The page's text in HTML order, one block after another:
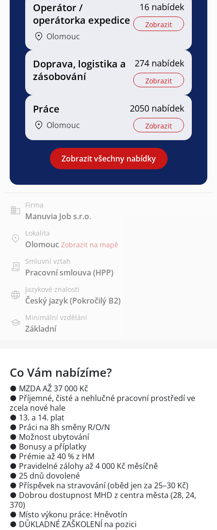
Operátor /
operátorka expedice
Olomouc
16 nabídek
Zobrazit
Doprava, logistika a
zásobování
274 nabídek
Zobrazit
Práce
Olomouc
2050 nabídek
Zobrazit
Zobrazit všechny nabídky
Firma
Manuvia Job s.r.o.
Lokalita
Olomouc Zobrazit na mapě
Smluvní vztah
Pracovní smlouva (HPP)
Jazykové znalosti
Český jazyk(Pokročilý B2)
Minimální vzdělání
Základní
Co Vám nabízíme?
● MZDA AŽ 37 000 Kč
● Příjemné, čisté a nehlučné pracovní prostředí ve
zcela nové hale
● 13. a 14. plat
● Práci na 8h směny R/O/N
● Možnost ubytování
● Bonusy a příplatky
● Prémie až 40 % z HM
● Pravidelné zálohy až 4 000 Kč měsíčně
● 25 dnů dovolené
● Příspěvek na stravování (oběd jen za 25–30 Kč)
● Dobrou dostupnost MHD z centra města (28, 24,
370)
● Místo výkonu práce: Hněvotín
● DŮKLADNÉ ZAŠKOLENÍ na pozici